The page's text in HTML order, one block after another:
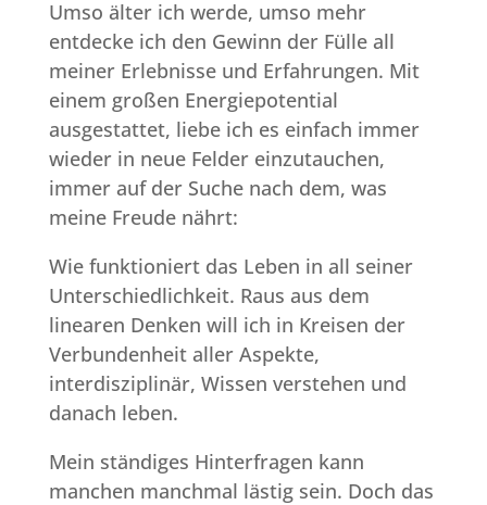
Umso älter ich werde, umso mehr
entdecke ich den Gewinn der Fülle all
meiner Erlebnisse und Erfahrungen. Mit
einem großen Energiepotential
ausgestattet, liebe ich es einfach immer
wieder in neue Felder einzutauchen,
immer auf der Suche nach dem, was
meine Freude nährt:
Wie funktioniert das Leben in all seiner
Unterschiedlichkeit. Raus aus dem
linearen Denken will ich in Kreisen der
Verbundenheit aller Aspekte,
interdisziplinär, Wissen verstehen und
danach leben.
Mein ständiges Hinterfragen kann
manchen manchmal lästig sein. Doch das